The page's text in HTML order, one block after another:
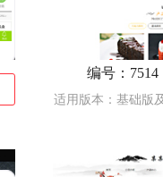
编号：7514
适用版本：基础版